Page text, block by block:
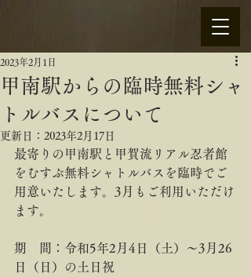
甲南駅からの臨時無料シャ
トルバスについて
2023年2月1日
更新日： 2023年2月17日
最寄りの甲南駅と甲賀流リアル忍者館
をむすぶ無料シャトルバスを臨時でご
用意いたします。3月もご利用いただけ
ます。
期　間：令和5年2月4日（土）～3月26
日（日）の土日祝